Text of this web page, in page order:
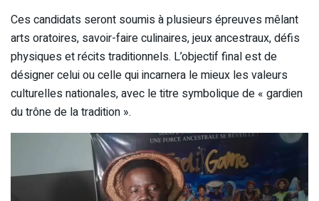
Ces candidats seront soumis à plusieurs épreuves mêlant
arts oratoires, savoir-faire culinaires, jeux ancestraux, défis
physiques et récits traditionnels. L’objectif final est de
désigner celui ou celle qui incarnera le mieux les valeurs
culturelles nationales, avec le titre symbolique de « gardien
du trône de la tradition ».